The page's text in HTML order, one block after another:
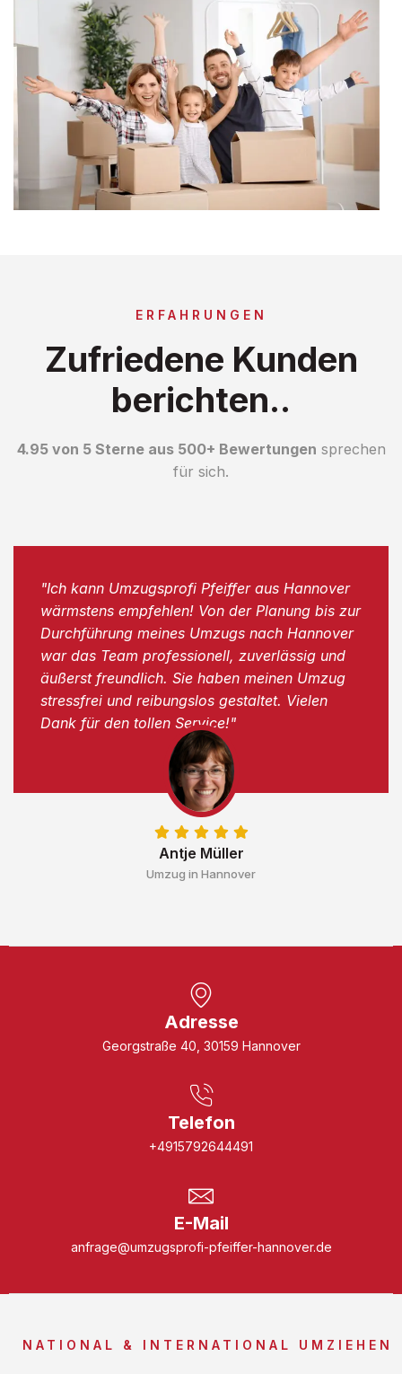
ERFAHRUNGEN
Zufriedene Kunden
berichten..
4.95 von 5 Sterne aus 500+ Bewertungen sprechen
für sich.
Antje Müller
Umzug in Hannover
"Ich kann Umzugsprofi Pfeiffer aus Hannover
wärmstens empfehlen! Von der Planung bis zur
Durchführung meines Umzugs nach Hannover
war das Team professionell, zuverlässig und
äußerst freundlich. Sie haben meinen Umzug
stressfrei und reibungslos gestaltet. Vielen
Dank für den tollen Service!"
Adresse
Georgstraße 40, 30159 Hannover
Telefon
+4915792644491
E-Mail
anfrage@umzugsprofi-pfeiffer-hannover.de
NATIONAL & INTERNATIONAL UMZIEHEN